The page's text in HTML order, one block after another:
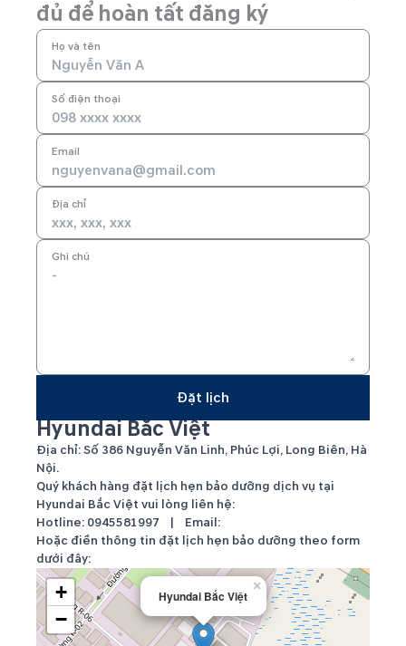
Hyundai Bắc Việt
Địa chỉ: Số 386 Nguyễn Văn Linh, Phúc Lợi, Long Biên, Hà
Nội.
Quý khách hàng đặt lịch hẹn bảo dưỡng dịch vụ tại
Hyundai Bắc Việt vui lòng liên hệ:
Hotline: 0945581997 | Email:
Hoặc điền thông tin đặt lịch hẹn bảo dưỡng theo form
dưới đây:
Hyundai Bắc Việt
×
+
−
đủ để hoàn tất đăng ký
Họ và tên
Số điện thoại
Email
Địa chỉ
Ghi chú
Đặt lịch